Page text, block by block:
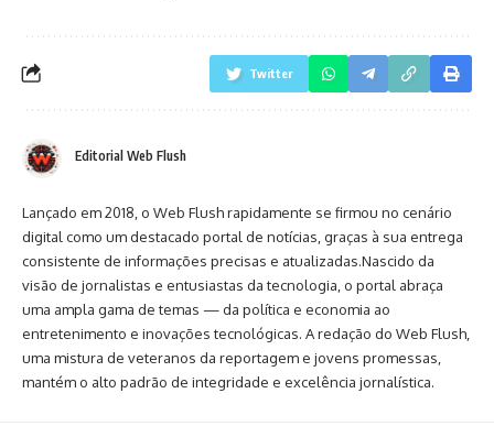
Twitter
Editorial Web Flush
Lançado em 2018, o Web Flush rapidamente se firmou no cenário
digital como um destacado portal de notícias, graças à sua entrega
consistente de informações precisas e atualizadas.Nascido da
visão de jornalistas e entusiastas da tecnologia, o portal abraça
uma ampla gama de temas — da política e economia ao
entretenimento e inovações tecnológicas. A redação do Web Flush,
uma mistura de veteranos da reportagem e jovens promessas,
mantém o alto padrão de integridade e excelência jornalística.